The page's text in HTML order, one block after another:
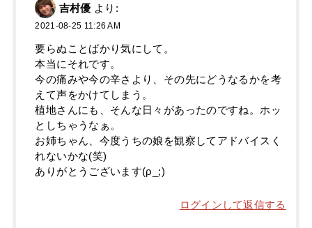
吉村優 より:
2021-08-25 11:26 AM
要らぬことばかり気にして。
本当にそれです。
今の痛みや今の辛さより、その先にどうなるかを考
えて声をかけてしまう。
植地さんにも、そんな日々があったのですね。ホッ
としちゃうなぁ。
お姉ちゃん、今度うちの娘を観察してアドバイスく
れないかな(笑)
ありがとうございます(ρ_;)
ログインして返信する